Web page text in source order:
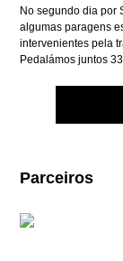
No segundo dia por
algumas paragens
intervenientes pela
Pedalámos juntos
Parceiros